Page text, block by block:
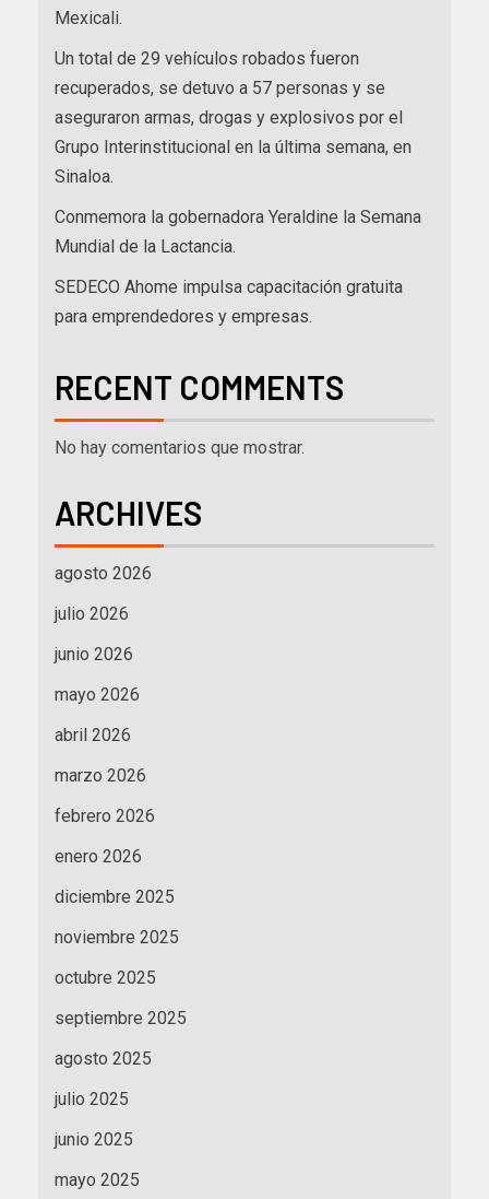
Mexicali.
Un total de 29 vehículos robados fueron
recuperados, se detuvo a 57 personas y se
aseguraron armas, drogas y explosivos por el
Grupo Interinstitucional en la última semana, en
Sinaloa.
Conmemora la gobernadora Yeraldine la Semana
Mundial de la Lactancia.
SEDECO Ahome impulsa capacitación gratuita
para emprendedores y empresas.
RECENT COMMENTS
No hay comentarios que mostrar.
ARCHIVES
agosto 2026
julio 2026
junio 2026
mayo 2026
abril 2026
marzo 2026
febrero 2026
enero 2026
diciembre 2025
noviembre 2025
octubre 2025
septiembre 2025
agosto 2025
julio 2025
junio 2025
mayo 2025